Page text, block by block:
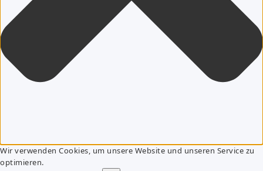
Wir verwenden Cookies, um unsere Website und unseren Service zu
optimieren.